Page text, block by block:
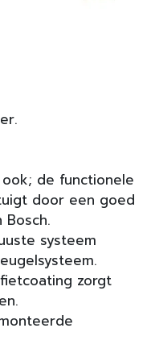
de functionele
door een goed
systeem
zorgt